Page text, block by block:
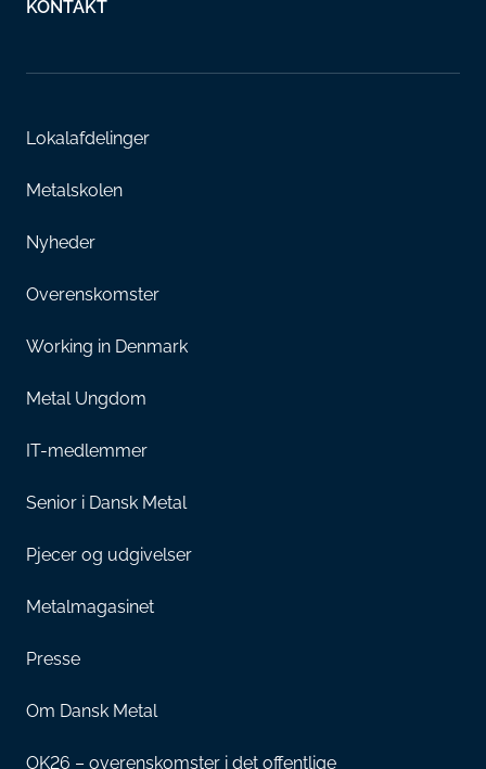
KONTAKT
Lokalafdelinger
Metalskolen
Nyheder
Overenskomster
Working in Denmark
Metal Ungdom
IT-medlemmer
Senior i Dansk Metal
Pjecer og udgivelser
Metalmagasinet
Presse
Om Dansk Metal
OK26 – overenskomster i det offentlige